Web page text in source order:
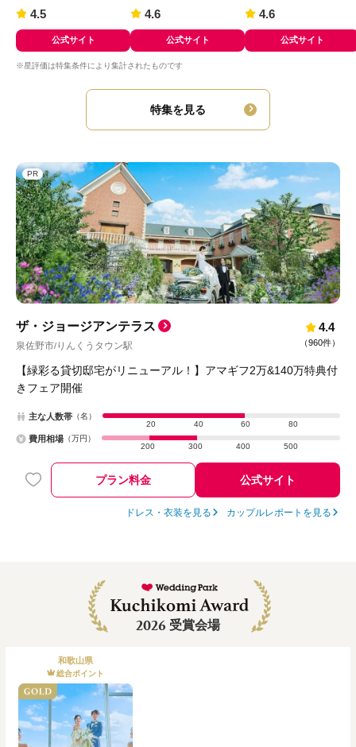
4.5
公式サイト
4.6
公式サイト
4.6
公式サイト
※星評価は特集条件により集計されたものです
特集を見る
PR
ザ・ジョージアンテラス
泉佐野市/りんくうタウン駅
4.4
（960件）
【緑彩る貸切邸宅がリニューアル！】アマギフ2万&140万特典付
きフェア開催
主な人数帯 （名）
20
40 60 80
費用相場 （万円）
200
300 400 500
プラン料金 公式サイト
ドレス・衣装を見る カップルレポートを見る
2026 受賞会場
和歌山県
総合ポイント